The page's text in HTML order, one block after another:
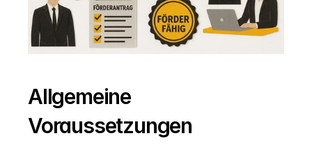
Allgemeine
Voraussetzungen